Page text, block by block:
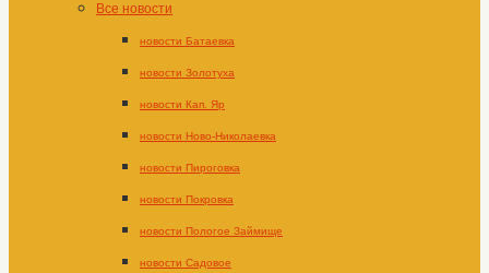
Все новости
новости Батаевка
новости Золотуха
новости Кап. Яр
новости Ново-Николаевка
новости Пироговка
новости Покровка
новости Пологое Займище
новости Садовое